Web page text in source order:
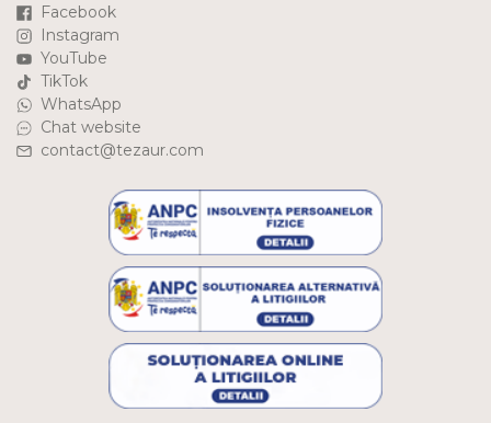
Facebook
Instagram
YouTube
TikTok
WhatsApp
Chat website
contact@tezaur.com